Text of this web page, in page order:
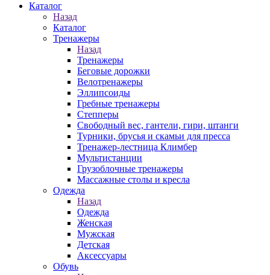
Каталог
Назад
Каталог
Тренажеры
Назад
Тренажеры
Беговые дорожки
Велотренажеры
Эллипсоиды
Гребные тренажеры
Степперы
Свободный вес, гантели, гири, штанги
Турники, брусья и скамьи для пресса
Тренажер-лестница Климбер
Мультистанции
Грузоблочные тренажеры
Массажные столы и кресла
Одежда
Назад
Одежда
Женская
Мужская
Детская
Аксессуары
Обувь